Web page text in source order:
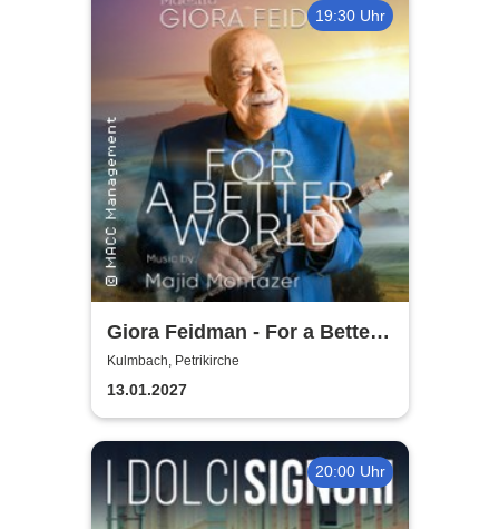
19:30 Uhr
Giora Feidman - For a Better
World
Kulmbach, Petrikirche
13.01.2027
20:00 Uhr